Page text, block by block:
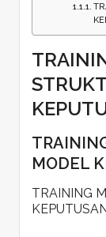
MODEL
TRAINING